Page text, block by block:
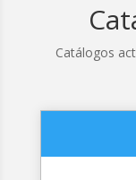
Catálogos